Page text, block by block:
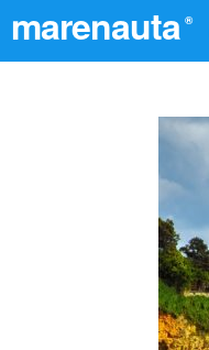
marenauta ®